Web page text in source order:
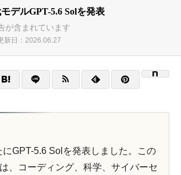
デルGPT-5.6 Solを発表
が含まれています
新日：2026.06.27
GPT-5.6 Solを発表しました。この
、コーディング、科学、サイバーセ